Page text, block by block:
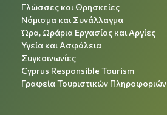
Γλώσσες και Θρησκείες
Νόμισμα και Συνάλλαγμα
Ώρα, Ωράρια Εργασίας και Αργίες
Υγεία και Ασφάλεια
Συγκοινωνίες
Cyprus Responsible Tourism
Γραφεία Τουριστικών Πληροφοριών